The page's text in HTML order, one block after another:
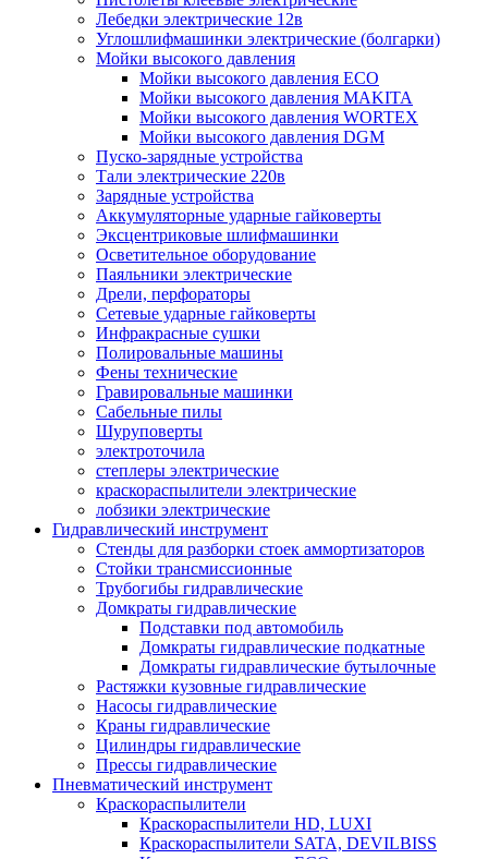
Лебедки электрические 12в
Углошлифмашинки электрические (болгарки)
Мойки высокого давления
Мойки высокого давления ECO
Мойки высокого давления MAKITA
Мойки высокого давления WORTEX
Мойки высокого давления DGM
Пуско-зарядные устройства
Тали электрические 220в
Зарядные устройства
Аккумуляторные ударные гайковерты
Эксцентриковые шлифмашинки
Осветительное оборудование
Паяльники электрические
Дрели, перфораторы
Сетевые ударные гайковерты
Инфракрасные сушки
Полировальные машины
Фены технические
Гравировальные машинки
Сабельные пилы
Шуруповерты
электроточила
степлеры электрические
краскораспылители электрические
лобзики электрические
Гидравлический инструмент
Стенды для разборки стоек аммортизаторов
Стойки трансмиссионные
Трубогибы гидравлические
Домкраты гидравлические
Подставки под автомобиль
Домкраты гидравлические подкатные
Домкраты гидравлические бутылочные
Растяжки кузовные гидравлические
Насосы гидравлические
Краны гидравлические
Цилиндры гидравлические
Прессы гидравлические
Пневматический инструмент
Краскораспылители
Краскораспылители HD, LUXI
Краскораспылители SATA, DEVILBISS